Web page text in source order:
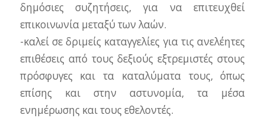
δημόσιες συζητήσεις, για να επιτευχθεί
επικοινωνία μεταξύ των λαών.
-καλεί σε δριμείς καταγγελίες για τις ανελέητες
επιθέσεις από τους δεξιούς εξτρεμιστές στους
πρόσφυγες και τα καταλύματα τους, όπως
επίσης και στην αστυνομία, τα μέσα
ενημέρωσης και τους εθελοντές.